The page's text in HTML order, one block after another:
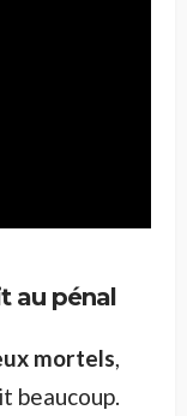
au pénal
mortels
beaucoup.